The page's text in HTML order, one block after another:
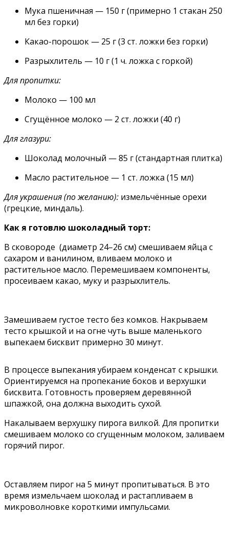
Мука пшеничная — 150 г (примерно 1 стакан 250
мл без горки)
Какао-порошок — 25 г (3 ст. ложки без горки)
Разрыхлитель — 10 г (1 ч. ложка с горкой)
Для пропитки:
Молоко — 100 мл
Сгущённое молоко — 2 ст. ложки (40 г)
Для глазури:
Шоколад молочный — 85 г (стандартная плитка)
Масло растительное — 1 ст. ложка (15 мл)
Для украшения (по желанию): измельчённые орехи
(грецкие, миндаль).
Как я готовлю шоколадный торт:
В сковороде (диаметр 24–26 см) смешиваем яйца с
сахаром и ванилином, вливаем молоко и
растительное масло. Перемешиваем компоненты,
просеиваем какао, муку и разрыхлитель.
Замешиваем густое тесто без комков. Накрываем
тесто крышкой и на огне чуть выше маленького
выпекаем бисквит примерно 30 минут.
В процессе выпекания убираем конденсат с крышки.
Ориентируемся на пропекание боков и верхушки
бисквита. Готовность проверяем деревянной
шпажкой, она должна выходить сухой.
Накалываем верхушку пирога вилкой. Для пропитки
смешиваем молоко со сгущенным молоком, заливаем
горячий пирог.
Оставляем пирог на 5 минут пропитываться. В это
время измельчаем шоколад и растапливаем в
микроволновке короткими импульсами.